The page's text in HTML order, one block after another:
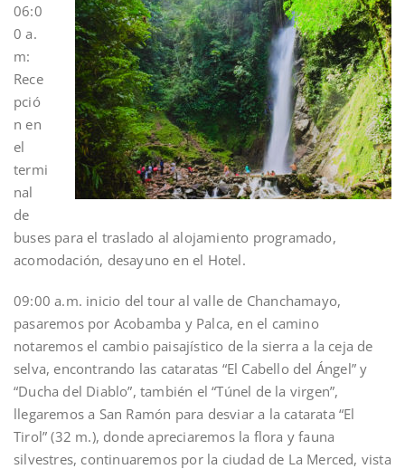
06:0
0 a.
m:
Rece
pció
n en
el
termi
nal
de
buses para el traslado al alojamiento programado,
acomodación, desayuno en el Hotel.
09:00 a.m. inicio del tour al valle de Chanchamayo,
pasaremos por Acobamba y Palca, en el camino
notaremos el cambio paisajístico de la sierra a la ceja de
selva, encontrando las cataratas “El Cabello del Ángel” y
“Ducha del Diablo”, también el “Túnel de la virgen”,
llegaremos a San Ramón para desviar a la catarata “El
Tirol” (32 m.), donde apreciaremos la flora y fauna
silvestres, continuaremos por la ciudad de La Merced, vista